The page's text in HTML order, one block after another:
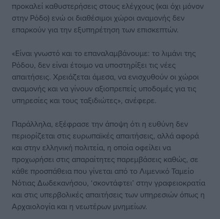
προκαλεί καθυστερήσεις στους ελέγχους (και όχι μόνον
στην Ρόδο) ενώ οι διαθέσιμοι χώροι αναμονής δεν
επαρκούν για την εξυπηρέτηση των επισκεπτών.
«Είναι γνωστό και το επαναλαμβάνουμε: το λιμάνι της
Ρόδου, δεν είναι έτοιμο να υποστηρίξει τις νέες
απαιτήσεις. Χρειάζεται άμεσα, να ενισχυθούν οι χώροι
αναμονής και να γίνουν αξιοπρεπείς υποδομές για τις
υπηρεσίες και τους ταξιδιώτες», ανέφερε.
Παράλληλα, εξέφρασε την άποψη ότι η ευθύνη δεν
περιορίζεται στις ευρωπαϊκές απαιτήσεις, αλλά αφορά
και στην ελληνική πολιτεία, η οποία οφείλει να
προχωρήσει στις απαραίτητες παρεμβάσεις καθώς, σε
κάθε προσπάθεια που γίνεται από το Λιμενικό Ταμείο
Νότιας Δωδεκανήσου, ‘σκοντάφτει’ στην γραφειοκρατία
και στις υπερβολικές απαιτήσεις των υπηρεσιών όπως η
Αρχαιολογία και η νεωτέρων μνημείων.